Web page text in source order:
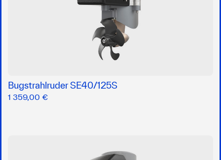
Bugstrahlruder SE40/125S
1 359,00 €